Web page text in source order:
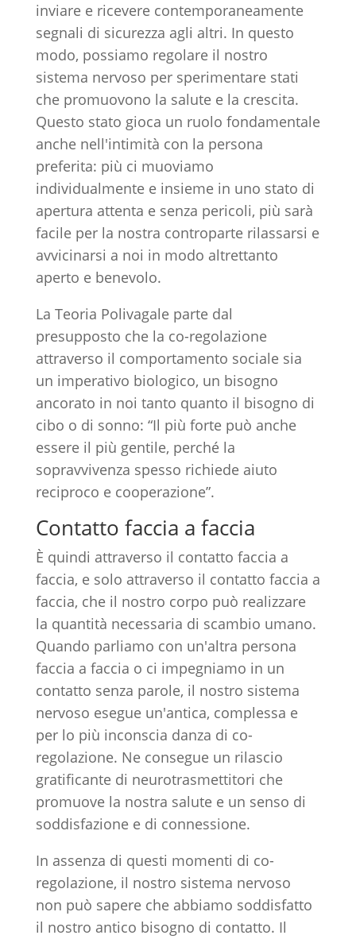
inviare e ricevere contemporaneamente
segnali di sicurezza agli altri. In questo
modo, possiamo regolare il nostro
sistema nervoso per sperimentare stati
che promuovono la salute e la crescita.
Questo stato gioca un ruolo fondamentale
anche nell'intimità con la persona
preferita: più ci muoviamo
individualmente e insieme in uno stato di
apertura attenta e senza pericoli, più sarà
facile per la nostra controparte rilassarsi e
avvicinarsi a noi in modo altrettanto
aperto e benevolo.
La Teoria Polivagale parte dal
presupposto che la co-regolazione
attraverso il comportamento sociale sia
un imperativo biologico, un bisogno
ancorato in noi tanto quanto il bisogno di
cibo o di sonno: “Il più forte può anche
essere il più gentile, perché la
sopravvivenza spesso richiede aiuto
reciproco e cooperazione”.
Contatto faccia a faccia
È quindi attraverso il contatto faccia a
faccia, e solo attraverso il contatto faccia a
faccia, che il nostro corpo può realizzare
la quantità necessaria di scambio umano.
Quando parliamo con un'altra persona
faccia a faccia o ci impegniamo in un
contatto senza parole, il nostro sistema
nervoso esegue un'antica, complessa e
per lo più inconscia danza di co-
regolazione. Ne consegue un rilascio
gratificante di neurotrasmettitori che
promuove la nostra salute e un senso di
soddisfazione e di connessione.
In assenza di questi momenti di co-
regolazione, il nostro sistema nervoso
non può sapere che abbiamo soddisfatto
il nostro antico bisogno di contatto. Il